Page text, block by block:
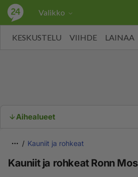
Valikko
KESKUSTELU VIIHDE LAINAA
Aihealueet
Kauniit ja rohkeat
Kauniit ja rohkeat Ronn